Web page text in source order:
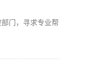
门，寻求专业帮